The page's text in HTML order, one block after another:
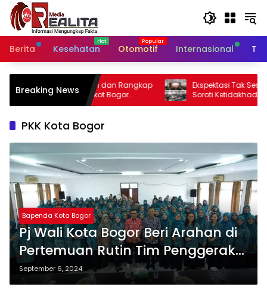
Langsung
konten
Berita
Kesehatan Otomotif Internasional
Breaking News
Rangkap
Bogor
Kesra
Ekspektasi Tak Sesuai Kenyataan, Peserta
Soroti Ketidakhadiran Presiden di
Kongres Kebudayaan Nusantara
PKK Kota Bogor
Bapenda Kota Bogor
Pj Wali Kota Bogor Beri Arahan di
Pertemuan Rutin Tim Penggerak
PKK
September 6, 2024